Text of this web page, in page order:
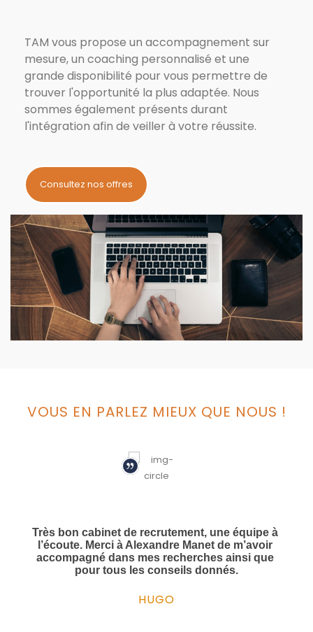
TAM vous propose un accompagnement sur
mesure, un coaching personnalisé et une
grande disponibilité pour vous permettre de
trouver l'opportunité la plus adaptée. Nous
sommes également présents durant
l'intégration afin de veiller à votre réussite.
Consultez nos offres
VOUS EN PARLEZ MIEUX QUE NOUS !
Des personnes à l'écoute et attentives aux
besoins de leurs clients.
Je recommande vivement les conseils et
l'accompagnement humain et à l'écoute de
Monsieur Gaillot et son cabinet.
Très bon cabinet de recrutement, une équipe à
l’écoute. Merci à Alexandre Manet de m’avoir
accompagné dans mes recherches ainsi que
pour tous les conseils donnés.
HUGO
Le personnel de TAM Recrutement a été
professionnel en tout point.